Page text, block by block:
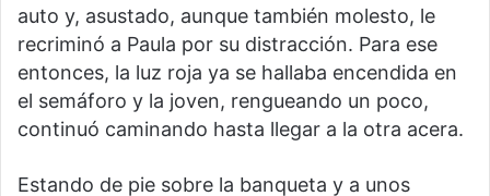
auto y, asustado, aunque también molesto, le
recriminó a Paula por su distracción. Para ese
entonces, la luz roja ya se hallaba encendida en
el semáforo y la joven, rengueando un poco,
continuó caminando hasta llegar a la otra acera.
Estando de pie sobre la banqueta y a unos